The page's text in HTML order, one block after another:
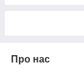
Про нас